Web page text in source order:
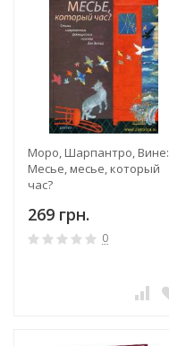
Моро, Шарпантро, Вине:
Месье, месье, который
час?
269 грн.
0